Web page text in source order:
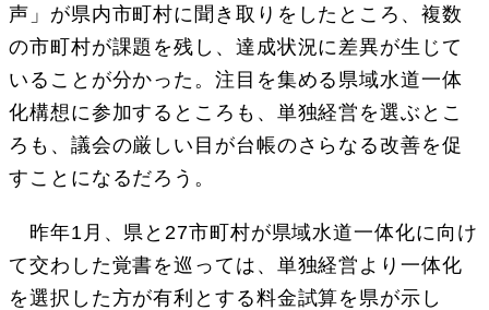
声」が県内市町村に聞き取りをしたところ、複数
の市町村が課題を残し、達成状況に差異が生じて
いることが分かった。注目を集める県域水道一体
化構想に参加するところも、単独経営を選ぶとこ
ろも、議会の厳しい目が台帳のさらなる改善を促
すことになるだろう。
昨年1月、県と27市町村が県域水道一体化に向け
て交わした覚書を巡っては、単独経営より一体化
を選択した方が有利とする料金試算を県が示し